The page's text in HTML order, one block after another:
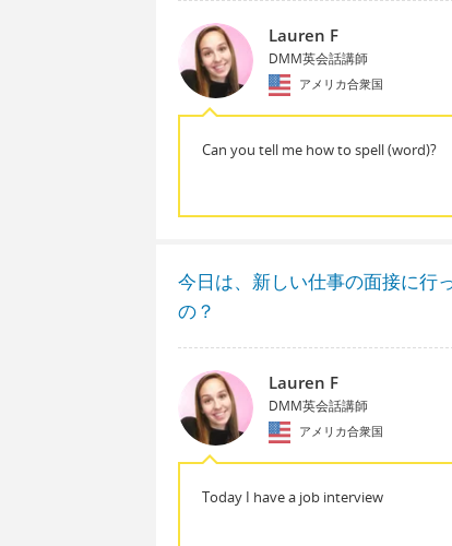
Lauren F
DMM英会話講師
アメリカ合衆国
Can you tell me how to spell (word)?
今日は、新しい仕事の面接に行
の？
Lauren F
DMM英会話講師
アメリカ合衆国
Today I have a job interview